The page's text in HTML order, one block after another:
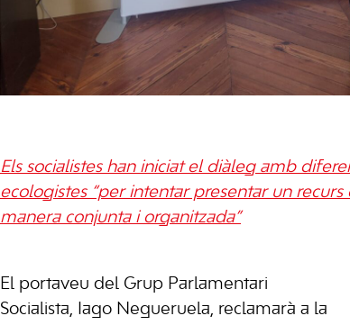
Els socialistes han iniciat el diàleg amb
ecologistes “per intentar presentar un
manera conjunta i organitzada”
El portaveu del Grup Parlamentari
Socialista, Iago Negueruela, reclamarà a la